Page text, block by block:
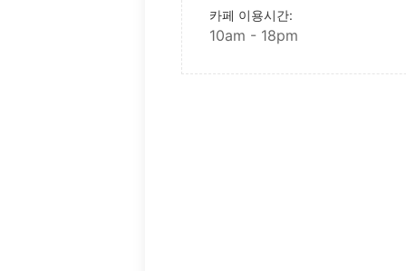
카페 이용시간:
10am - 18pm